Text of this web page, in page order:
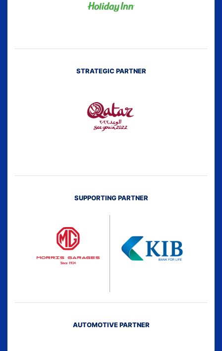
STRATEGIC PARTNER
SUPPORTING PARTNER
AUTOMOTIVE PARTNER